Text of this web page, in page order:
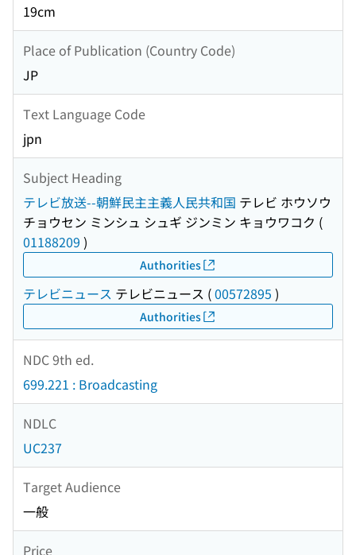
19cm
Place of Publication (Country Code)
JP
Text Language Code
jpn
Subject Heading
テレビ放送--朝鮮民主主義人民共和国 テレビ ホウソウ
チョウセン ミンシュ シュギ ジンミン キョウワコク (
01188209 )
Authorities
テレビニュース テレビニュース (00572895 )
Authorities
NDC 9th ed.
699.221 : Broadcasting
NDLC
UC237
Target Audience
一般
Price